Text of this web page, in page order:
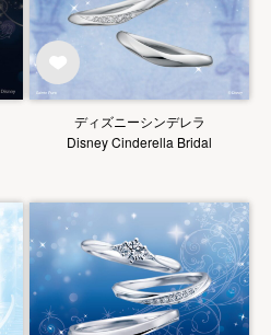
ディズニーシンデレラ
Disney Cinderella Bridal